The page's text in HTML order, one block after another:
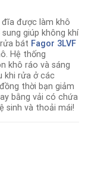
đĩa được làm khô
giúp không khí
bát Fagor 3LVF
Hệ thống
khô ráo và sáng
khi rửa ở các
đồng thời bạn giảm
bằng vải có chứa
sinh và thoải mái!